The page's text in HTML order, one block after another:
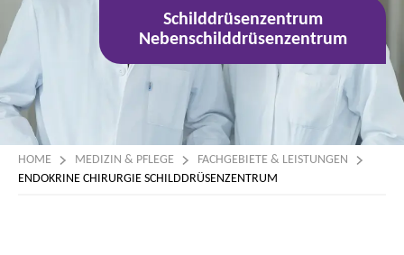
Schilddrüsenzentrum
Nebenschilddrüsenzentrum
HOME MEDIZIN & PFLEGE
FACHGEBIETE & LEISTUNGEN
ENDOKRINE CHIRURGIE SCHILDDRÜSENZENTRUM